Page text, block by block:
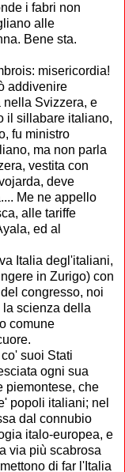
i fabri non
alle
Bene sta.
misericordia!
addivenire
nella Svizzera, e
il sillabare italiano,
fu ministro
ma non parla
vestita con
deve
Me ne appello
alle tariffe
ed al
Italia degl'italiani,
in Zurigo) con
congresso, noi
scienza della
comune
suoi Stati
ogni sua
piemontese, che
popoli italiani; nel
dal connubio
italo-europea, e
via più scabrosa
di far l'Italia